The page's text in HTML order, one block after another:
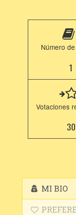
Número
1
Votaciones
30
MI BIO